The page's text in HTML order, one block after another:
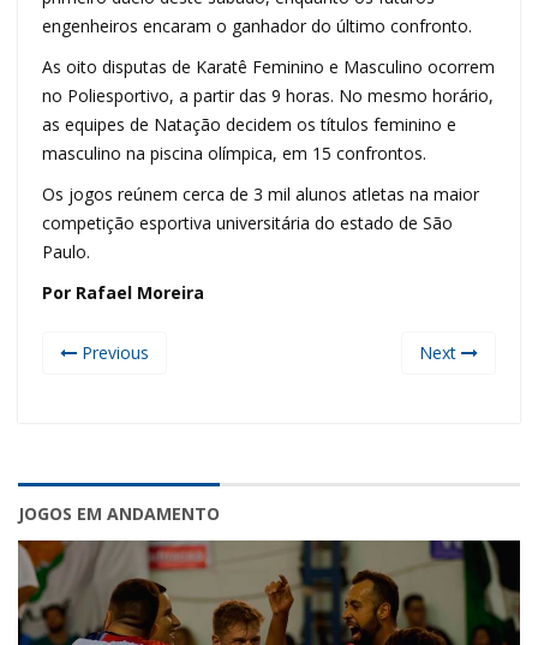
engenheiros encaram o ganhador do último confronto.
As oito disputas de Karatê Feminino e Masculino ocorrem
no Poliesportivo, a partir das 9 horas. No mesmo horário,
as equipes de Natação decidem os títulos feminino e
masculino na piscina olímpica, em 15 confrontos.
Os jogos reúnem cerca de 3 mil alunos atletas na maior
competição esportiva universitária do estado de São
Paulo.
Por Rafael Moreira
Previous Next
JOGOS EM ANDAMENTO